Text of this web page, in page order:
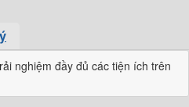
nghiệm đầy đủ các tiện ích trên